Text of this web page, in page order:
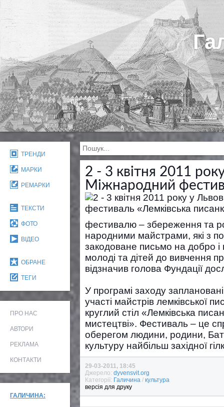
ТРЕНДИ
МАРКИ
РЕМАРКИ
ТЕКСТИ
ФОТО
ВІДЕО
ОБРАНЕ
ТЕГИ
ПРО НАС
АВТОРИ
РЕКЛАМА
КОНТАКТИ
ГАЛИЧИНА:
2 - 3 квітня 2011
Міжнародний
фестивалю – збереження та
народними майстрами, які з
закодоване письмо на добро
молоді та дітей до вивчення
відзначив голова Фундації
У програмі заходу
участі майстрів лемківської
круглий стіл «Лемківська
мистецтві». Фестиваль – це
оберегом людини, родини,
культуру найбільш західної
29-03-2011, 18:45
Джерело: dyvensvit.org
Категорії: Галичина / культура
версія для друку